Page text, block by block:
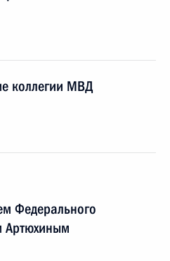
коллегии МВД
Федерального
Артюхиным